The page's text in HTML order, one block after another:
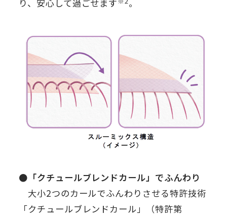
り、安心して過ごせます
。
●「クチュールブレンドカール」でふんわり
大小2つのカールでふんわりさせる特許技術
「クチュールブレンドカール」（特許第